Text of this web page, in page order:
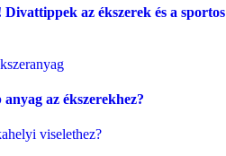
az ékszerek és a sportos
az ékszerekhez?